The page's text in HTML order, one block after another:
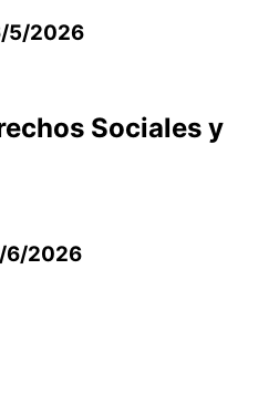
5/2026
Sociales y
6/2026